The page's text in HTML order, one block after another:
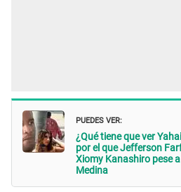
PUEDES VER:
¿Qué tiene que ver
por el que Jefferson
Xiomy Kanashiro pese
Medina